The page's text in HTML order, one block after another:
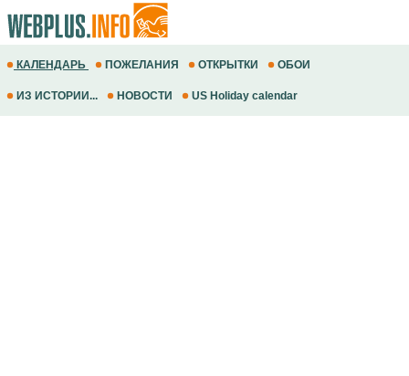
КАЛЕНДАРЬ ПОЖЕЛАНИЯ ОТКРЫТКИ ОБОИ
ИЗ ИСТОРИИ... НОВОСТИ US Holiday calendar